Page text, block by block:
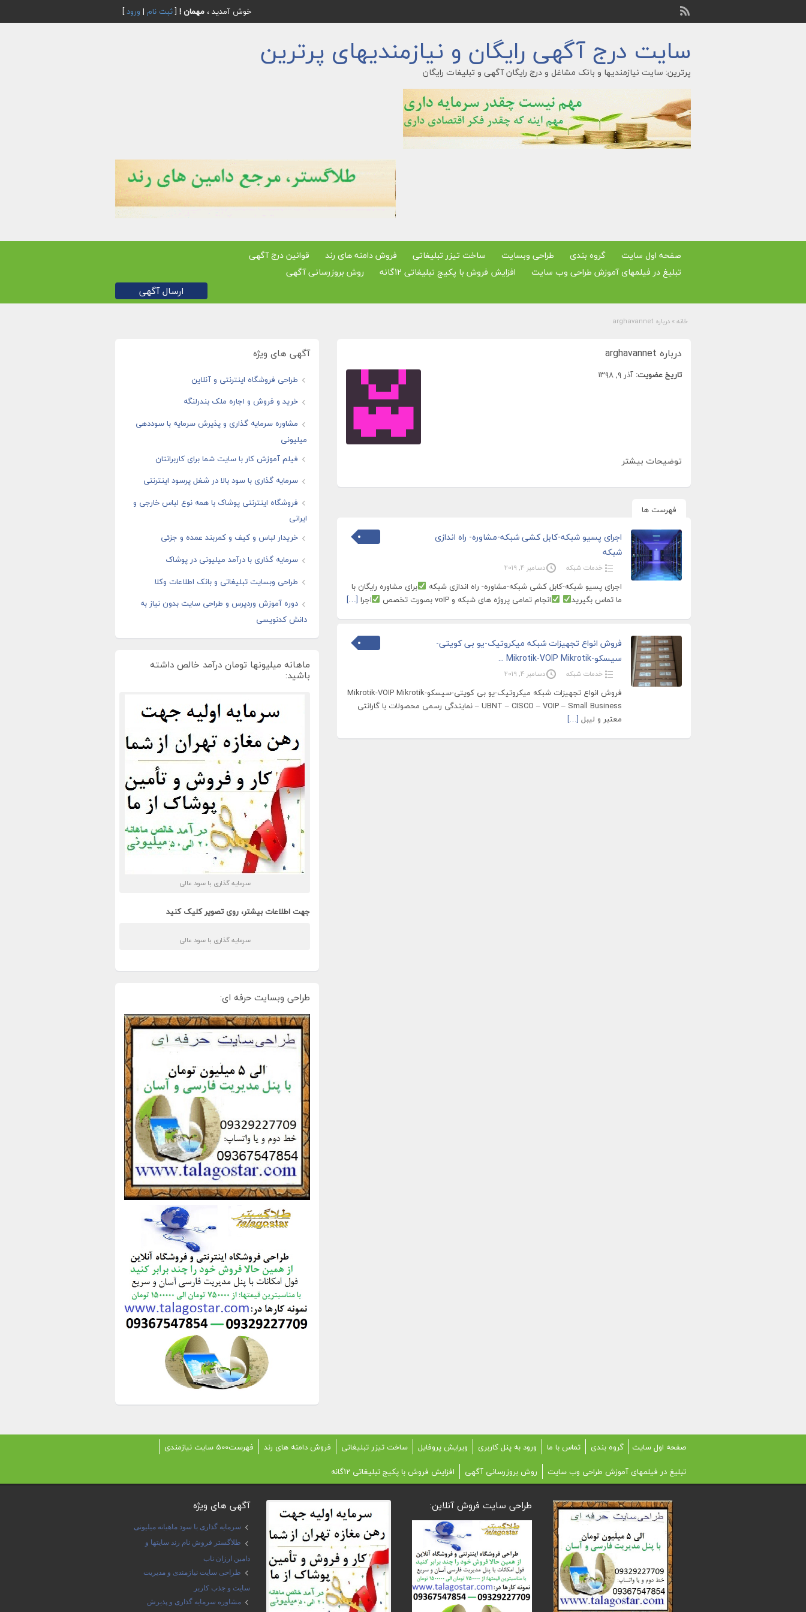
خوش آمدید ، مهمان ! [ثبت نام | ورود]
سایت درج آگهی رایگان و نیازمندیهای پرترین
پرترین: سایت نیازمندیها و بانک مشاغل و درج رایگان آگهی و تبلیغات رایگان
صفحه اول سایت گروه بندی طراحی وبسایت ساخت تیزر تبلیغاتی فروش دامنه های رند
قوانین درج آگهی
تبلیغ در فیلمهای آموزش طراحی وب سایت
افزایش فروش با پکیج تبلیغاتی 12گانه روش بروزرسانی آگهی
ارسال آگهی
خانه » درباره arghavannet
درباره arghavannet
تاریخ عضویت: آذر ۹, ۱۳۹۸
توضیحات بیشتر
فهرست ها
اجرای پسیو شبکه-کابل کشی شبکه-مشاوره- راه اندازی
شبکه
خدمات شبکه دسامبر 4, 2019
اجرای پسیو شبکه-کابل کشی شبکه-مشاوره- راه اندازی شبکه
برای مشاوره رایگان با
ما تماس بگیرید
انجام تمامی پروژه های شبکه و voIP بصورت تخصص اجرا […]
فروش انواع تجهیزات شبکه میکروتیک-یو بی کویتی-
سیسکو-Mikrotik-VOIP Mikrotik ...
خدمات شبکه دسامبر 4, 2019
فروش انواع تجهیزات شبکه میکروتیک-یو بی کویتی-سیسکو-Mikrotik-VOIP Mikrotik
– UBNT – CISCO – VOIP – Small Business نمایندگی رسمی محصولات با گارانتی
معتبر و لیبل […]
آگهی های ویژه
طراحی فروشگاه اینترنتی و آنلاین
خرید و فروش و اجاره ملک بندرلنگه
مشاوره سرمایه گذاری و پذیرش سرمایه با سوددهی
میلیونی
فیلم آموزش کار با سایت شما برای کاربرانتان
سرمایه گذاری با سود بالا در شغل پرسود اینترنتی
فروشگاه اینترنتی پوشاک با همه نوع لباس خارجی و
ایرانی
خریدار لباس و کیف و کمربند عمده و جزئی
سرمایه گذاری با درآمد میلیونی در پوشاک
طراحی وبسایت تبلیغاتی و بانک اطلاعات وکلا
دوره آموزش وردپرس و طراحی سایت بدون نیاز به
دانش کدنویسی
ماهانه میلیونها تومان درآمد خالص داشته
باشید:
سرمایه گذاری با سود عالی
جهت اطلاعات بیشتر، روی تصویر کلیک کنید
سرمایه گذاری با سود عالی
طراحی وبسایت حرفه ای:
صفحه اول سایت گروه بندی تماس با ما ورود به پنل کاربری ویرایش پروفایل ساخت تیزر تبلیغاتی فروش دامنه های رند
فهرست500 سایت نیازمندی
تبلیغ در فیلمهای آموزش طراحی وب سایت
روش بروزرسانی آگهی افزایش فروش با پکیج تبلیغاتی 12گانه
آگهی های ویژه
سرمایه گذاری با سود ماهیانه میلیونی
طلاگستر فروش نام رند سایتها و
دامین ارزان ناب
طراحی سایت نیازمندی و مدیریت
سایت و جذب کاربر
مشاوره سرمایه گذاری و پذیرش
طراحی سایت فروش آنلاین: